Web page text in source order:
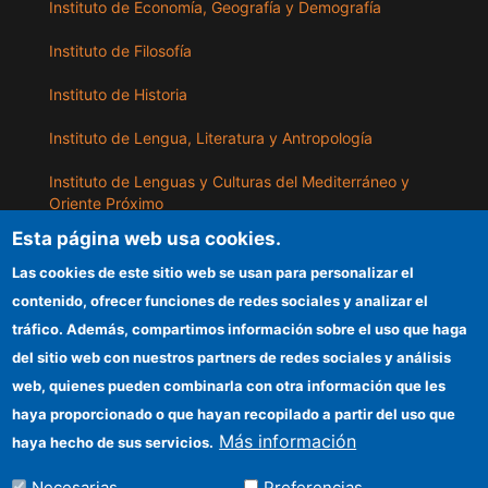
Instituto de Economía, Geografía y Demografía
Instituto de Filosofía
Instituto de Historia
Instituto de Lengua, Literatura y Antropología
Instituto de Lenguas y Culturas del Mediterráneo y
Oriente Próximo
Instituto de Políticas y Bienes Públicos
ILLA
Sede electrónica CSIC
Información para proveedores
Organismos financiadores
Esta página web usa cookies.
Las cookies de este sitio web se usan para personalizar el
contenido, ofrecer funciones de redes sociales y analizar el
tráfico. Además, compartimos información sobre el uso que haga
del sitio web con nuestros partners de redes sociales y análisis
web, quienes pueden combinarla con otra información que les
haya proporcionado o que hayan recopilado a partir del uso que
haya hecho de sus servicios. Más información